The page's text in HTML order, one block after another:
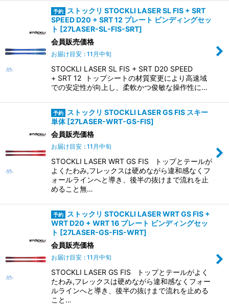
ストックリ STOCKLI LASER SL FIS + SRT
SPEED D20 + SRT 12 プレート ビンディングセッ
ト [27LASER-SL-FIS-SRT]
会員販売価格
お届け目安 : 11月中旬
STOCKLI LASER SL FIS + SRT D20 SPEED
+ SRT 12 トップシートの材質変更により高速域
での安定性が向上し、柔軟かつ俊敏な操作性に…
ストックリ STOCKLI LASER GS FIS スキー
単体 [27LASER-WRT-GS-FIS]
会員販売価格
お届け目安 : 11月中旬
STOCKLI LASER WRT GS FIS トップとテールが
よくたわみ,フレックスは硬めながら違和感なくフ
ォールラインへと導き、後半の抜けまで流れを止
めること無…
ストックリ STOCKLI LASER WRT GS FIS +
WRT D20 + WRT 16 プレート ビンディングセッ
ト [27LASER-GS-FIS-WRT]
会員販売価格
お届け目安 : 11月中旬
STOCKLI LASER GS FIS トップとテールがよく
たわみ,フレックスは硬めながら違和感なくフォー
ルラインへと導き、後半の抜けまで流れを止める
こと…